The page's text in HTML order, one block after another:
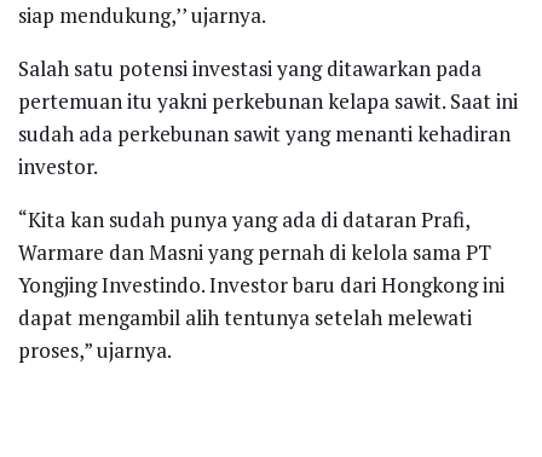
siap mendukung,’’ ujarnya.
Salah satu potensi investasi yang ditawarkan pada
pertemuan itu yakni perkebunan kelapa sawit. Saat ini
sudah ada perkebunan sawit yang menanti kehadiran
investor.
“Kita kan sudah punya yang ada di dataran Prafi,
Warmare dan Masni yang pernah di kelola sama PT
Yongjing Investindo. Investor baru dari Hongkong ini
dapat mengambil alih tentunya setelah melewati
proses,” ujarnya.